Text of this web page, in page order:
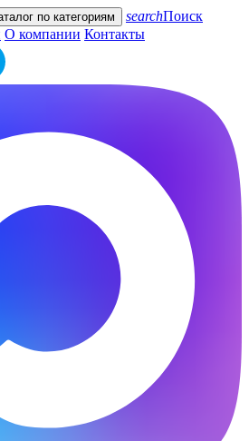
по категориям searchПоиск
О компании Контакты